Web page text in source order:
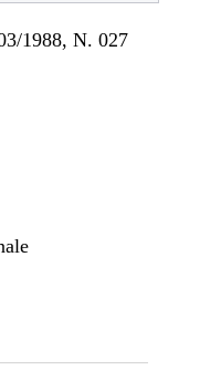
1988, N. 027